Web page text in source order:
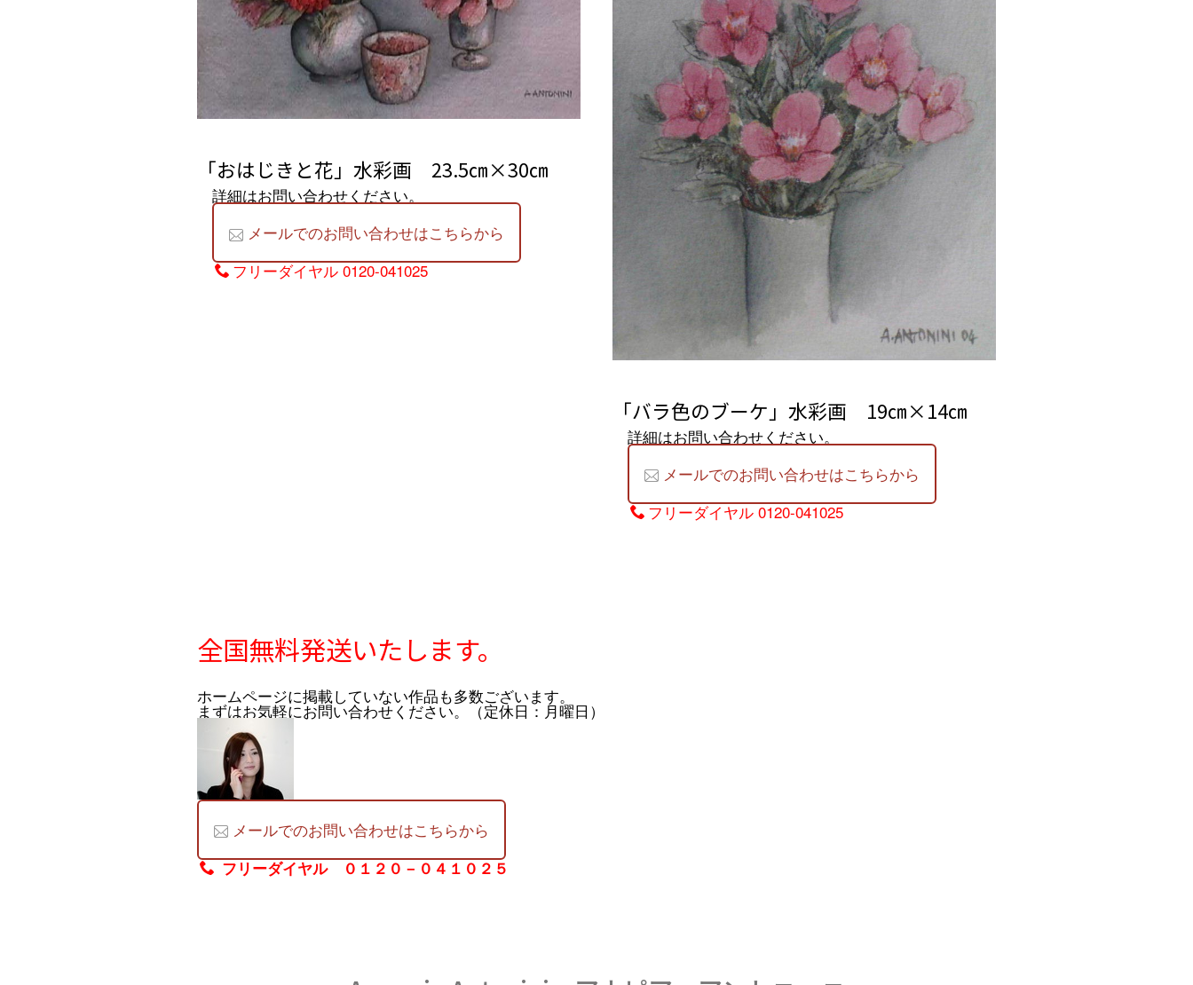
「おはじきと花」水彩画 23.5㎝×30㎝
詳細はお問い合わせください。
メールでのお問い合わせはこちらから
フリーダイヤル0120-041025
「バラ色のブーケ」水彩画 19㎝×14㎝
詳細はお問い合わせください。
メールでのお問い合わせはこちらから
フリーダイヤル0120-041025
全国無料発送いたします。
ホームページに掲載していない作品も多数ございます。
まずはお気軽にお問い合わせください。（定休日：月曜日）
メールでのお問い合わせはこちらから
フリーダイヤル ０１２０－０４１０２５